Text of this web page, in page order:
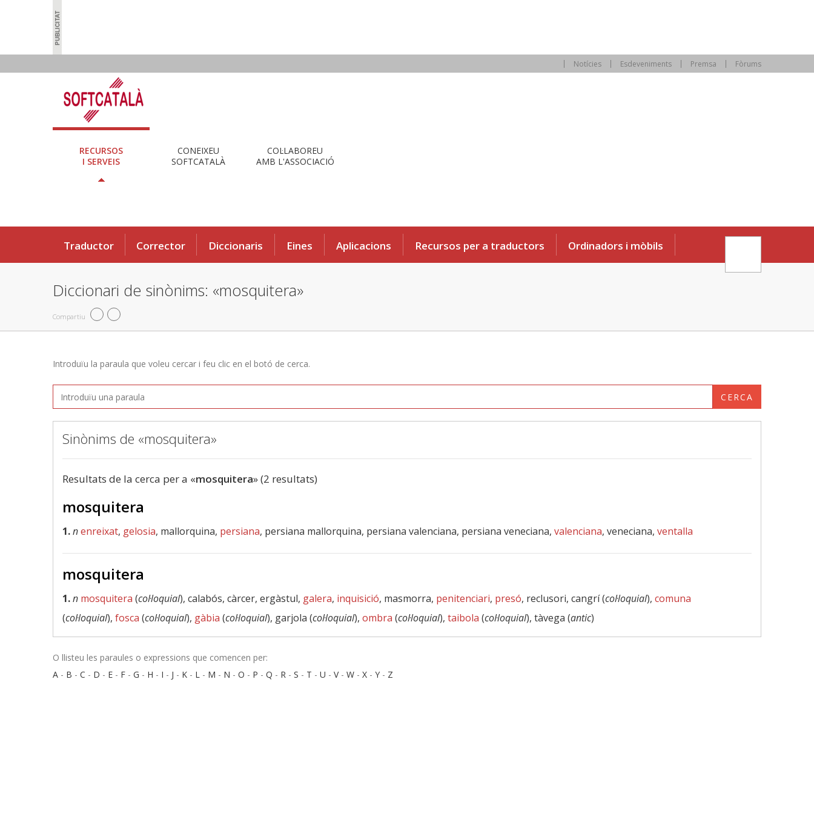
Notícies Esdeveniments Premsa Fòrums
RECURSOS
I SERVEIS
CONEIXEU
SOFTCATALÀ
COL·LABOREU
AMB L'ASSOCIACIÓ
Traductor Corrector Diccionaris Eines Aplicacions Recursos per a traductors Ordinadors i mòbils
Diccionari de sinònims: «mosquitera»
Compartiu
Introduïu la paraula que voleu cercar i feu clic en el botó de cerca.
CERCA
Sinònims de «mosquitera»
Resultats de la cerca per a «mosquitera» (2 resultats)
mosquitera
1.nenreixat, gelosia, mallorquina, persiana, persiana mallorquina, persiana valenciana, persiana veneciana, valenciana, veneciana, ventalla
mosquitera
1.n mosquitera (col·loquial), calabós, càrcer, ergàstul, galera, inquisició, masmorra, penitenciari, presó, reclusori, cangrí (col·loquial), comuna
(col·loquial), fosca (col·loquial), gàbia (col·loquial), garjola (col·loquial), ombra (col·loquial), taibola (col·loquial), tàvega (antic)
O llisteu les paraules o expressions que comencen per:
A - B - C - D - E - F - G - H - I - J - K - L - M - N - O - P - Q - R - S - T - U - V- W - X - Y - Z